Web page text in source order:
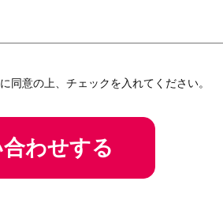
に同意の上、チェックを入れてください。